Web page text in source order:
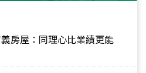
房屋：同理心比業績更能